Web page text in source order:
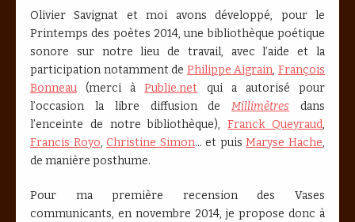
Olivier Savignat et moi avons développé, pour le
Printemps des poètes 2014, une bibliothèque poétique
sonore sur notre lieu de travail, avec l’aide et la
participation notamment de Philippe Aigrain,François
Bonneau (merci àPublie.net qui a autorisé pour
l’occasion la libre diffusion deMillimètres dans
l’enceinte de notre bibliothèque),Franck Queyraud,
Francis Royo, Christine Simon... et puisMaryse Hache,
de manière posthume.
Pour ma première recension des Vases
communicants, en novembre 2014, je propose donc à